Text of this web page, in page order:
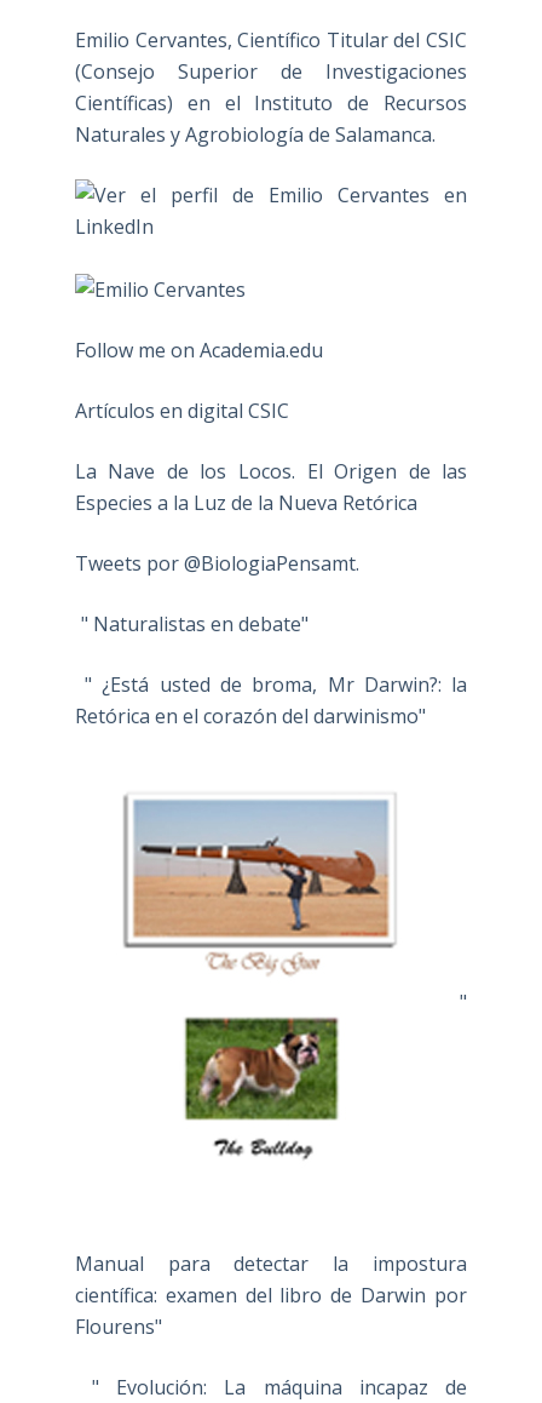
Emilio Cervantes, Científico Titular del CSIC
(Consejo Superior de Investigaciones
Científicas) en el Instituto de Recursos
Naturales y Agrobiología de Salamanca.
Follow me on Academia.edu
Artículos en digital CSIC
La Nave de los Locos. El Origen de las
Especies a la Luz de la Nueva Retórica
Tweets por @BiologiaPensamt.
" Naturalistas en debate"
" ¿Está usted de broma, Mr Darwin?: la
Retórica en el corazón del darwinismo"
"
Manual para detectar la impostura
científica: examen del libro de Darwin por
Flourens"
" Evolución: La máquina incapaz de